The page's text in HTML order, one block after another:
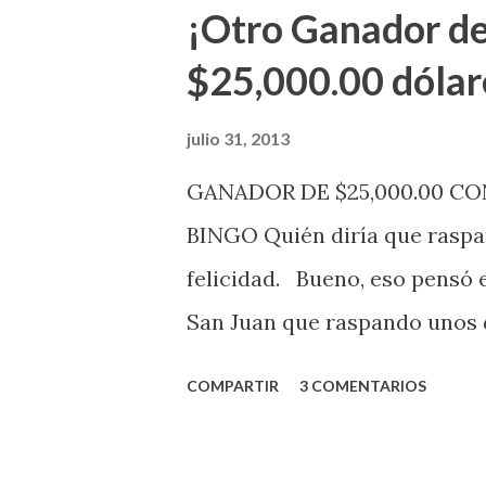
indicó López. Sobre el
mismo se continuará
jugadores podrán conocer
de la página electrónica de
¡Otro Ganador
$25,000.00
julio 31, 2013
GANADOR DE $25,000.00
BINGO Quién diría que
felicidad. Bueno, eso pensó
San Juan que raspando
COMPARTIR 3 COMENTARIOS